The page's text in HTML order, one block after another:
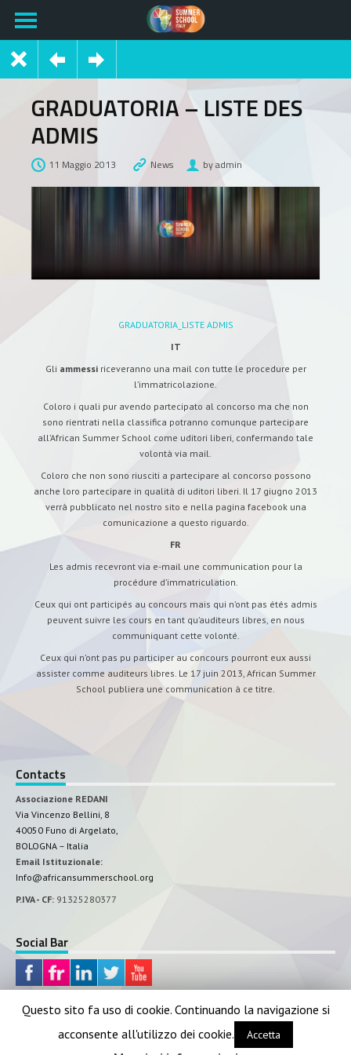
GRADUATORIA – LISTE DES
ADMIS
11 Maggio 2013 News by admin
GRADUATORIA_LISTE ADMIS
IT
Gli ammessiriceveranno una mail con tutte le procedure per
l’immatricolazione.
Coloro i quali pur avendo partecipato al concorso ma che non
sono rientrati nella classifica potranno comunque partecipare
all’African Summer School come uditori liberi, confermando tale
volontà via mail.
Coloro che non sono riusciti a partecipare al concorso possono
anche loro partecipare in qualità di uditori liberi. Il 17 giugno 2013
verrà pubblicato nel nostro sito e nella pagina facebook una
comunicazione a questo riguardo.
FR
Les admis recevront via e-mail une communication pour la
procédure d’immatriculation.
Ceux qui ont participés au concours mais qui n’ont pas étés admis
peuvent suivre les cours en tant qu’auditeurs libres, en nous
communiquant cette volonté.
Ceux qui n’ont pas pu participer au concours pourront eux aussi
assister comme auditeurs libres. Le 17 juin 2013, African Summer
School publiera une communication à ce titre.
Contacts
Associazione REDANI
Via Vincenzo Bellini, 8
40050 Funo di Argelato,
BOLOGNA – Italia
Email Istituzionale:
Info@africansummerschool.org
P.IVA - CF: 91325280377
Social Bar
Questo sito fa uso di cookie. Continuando la navigazione si
acconsente all'utilizzo dei cookie.
Accetta